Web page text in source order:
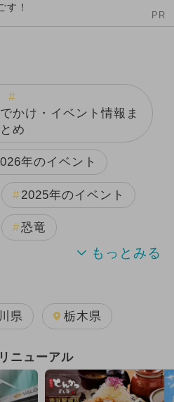
す！
PR
かけ・イベント情報ま
とめ
年のイベント
2025年のイベント
恐竜
キャラクター
ク)
県 栃木県
ニューアル